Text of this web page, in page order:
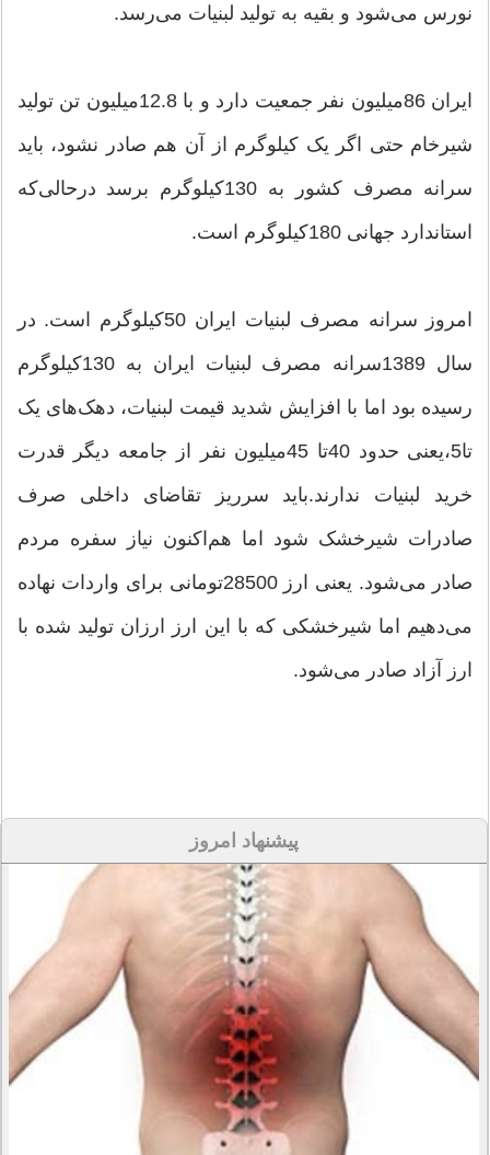
نورس می‌شود و بقیه به تولید لبنیات می‌رسد.‌
ایران 86میلیون نفر جمعیت دارد و با 12.8میلیون تن تولید
شیرخام حتی اگر یک کیلوگرم از آن هم صادر نشود، باید
سرانه مصرف کشور به 130کیلوگرم برسد درحالی‌که
استاندارد جهانی 180کیلوگرم است.
امروز سرانه مصرف لبنیات ایران 50کیلوگرم است. در
سال 1389سرانه مصرف لبنیات ایران به 130کیلوگرم
رسیده بود اما با افزایش شدید قیمت لبنیات، دهک‌های یک
تا5،یعنی حدود 40تا 45میلیون نفر از جامعه دیگر قدرت
خرید لبنیات ندارند.‌باید سرریز تقاضای داخلی صرف
صادرات شیرخشک شود اما هم‌اکنون نیاز سفره مردم
صادر می‌شود. یعنی ارز 28500تومانی برای واردات نهاده
می‌دهیم اما شیرخشکی که با این ارز ارزان تولید شده با
ارز آزاد صادر می‌شود.
پیشنهاد امروز